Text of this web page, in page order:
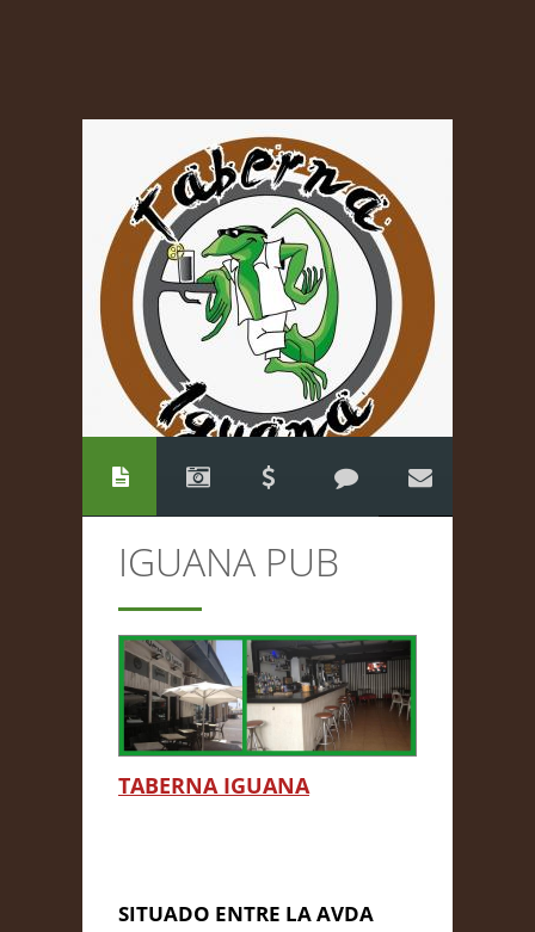
IGUANA PUB
TABERNA IGUANA
SITUADO ENTRE LA AVDA
CONTACTO
Anterior/Siguiente página
This page can't load Google
Maps correctly.